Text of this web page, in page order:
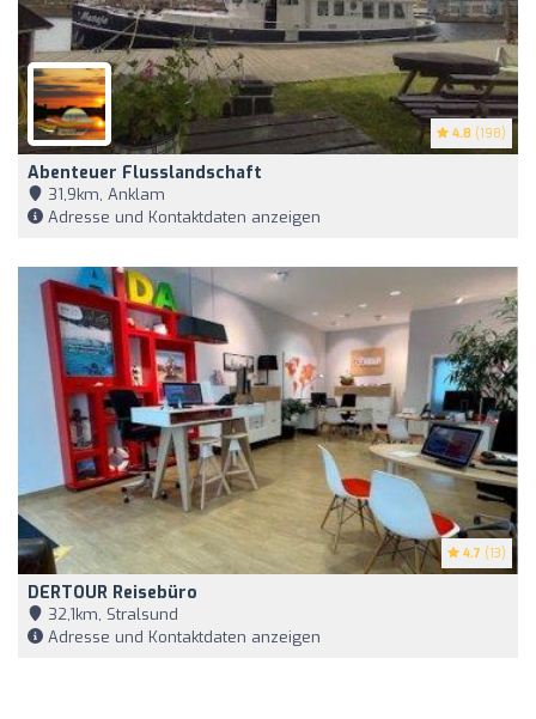
4.8 (198)
Abenteuer Flusslandschaft
31,9km, Anklam
Adresse und Kontaktdaten anzeigen
4.7 (13)
DERTOUR Reisebüro
32,1km, Stralsund
Adresse und Kontaktdaten anzeigen